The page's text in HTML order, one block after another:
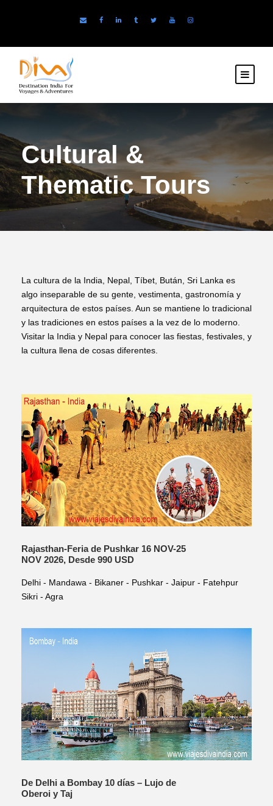
Cultural &
Thematic Tours
La cultura de la India, Nepal, Tíbet, Bután, Sri Lanka es
algo inseparable de su gente, vestimenta, gastronomía y
arquitectura de estos países. Aun se mantiene lo tradicional
y las tradiciones en estos países a la vez de lo moderno.
Visitar la India y Nepal para conocer las fiestas, festivales, y
la cultura llena de cosas diferentes.
Rajasthan-Feria de Pushkar 16 NOV-25
NOV 2026, Desde 990 USD
Delhi - Mandawa - Bikaner - Pushkar - Jaipur - Fatehpur
Sikri - Agra
De Delhi a Bombay 10 días – Lujo de
Oberoi y Taj